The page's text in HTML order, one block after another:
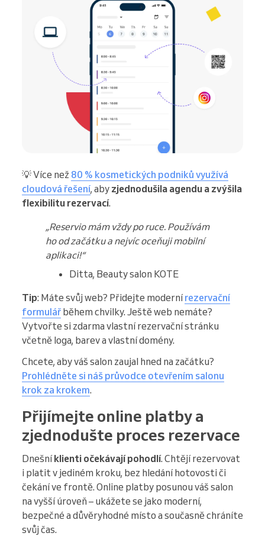
💡 Více než 80 % kosmetických podniků využívá
cloudová řešení, aby zjednodušila agendu a zvýšila
flexibilitu rezervací.
„Reservio mám vždy po ruce. Používám
ho od začátku a nejvíc oceňuji mobilní
aplikaci!“
Ditta, Beauty salon KOTE
Tip: Máte svůj web? Přidejte modernírezervační
formulář během chvilky. Ještě web nemáte?
Vytvořte si zdarma vlastní rezervační stránku
včetně loga, barev a vlastní domény.
Chcete, aby váš salon zaujal hned na začátku?
Prohlédněte si náš průvodce otevřením salonu
krok za krokem.
Přijímejte online platby a
zjednodušte proces rezervace
Dnešníklienti očekávají pohodlí. Chtějí rezervovat
i platit v jediném kroku, bez hledání hotovosti či
čekání ve frontě. Online platby posunou váš salon
na vyšší úroveň – ukážete se jako moderní,
bezpečné a důvěryhodné místo a současně chráníte
svůj čas.